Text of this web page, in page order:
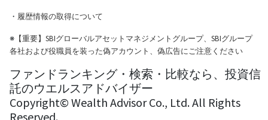
・ 履歴情報の取得について
※【重要】SBIグローバルアセットマネジメントグループ、SBIグループ
各社および役職員を装った偽アカウント、偽広告にご注意ください
ファンドランキング・検索・比較なら、投資信
託のウエルスアドバイザー
Copyright© Wealth Advisor Co., Ltd. All Rights
Reserved.